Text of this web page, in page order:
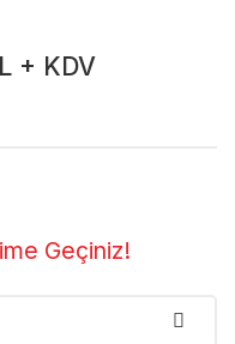
+ KDV
Geçiniz!